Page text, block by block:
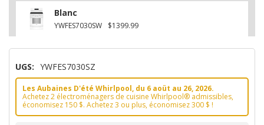
Blanc
YWFES7030SW $1399.99
UGS: YWFES7030SZ
Les Aubaines D'été Whirlpool, du 6 aoüt au 26, 2026.
Achetez 2 électroménagers de cuisine Whirlpool® admissibles,
économisez 150 $. Achetez 3 ou plus, économisez 300 $ !